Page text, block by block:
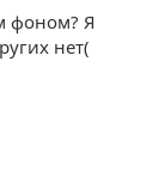
фоном? Я
нет(